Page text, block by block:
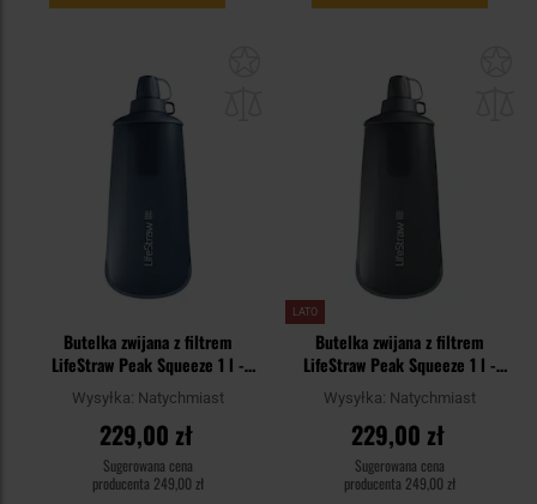
Butelka zwijana z filtrem
LifeStraw Peak Squeeze 1 l -
Mount Blue
Wysyłka: Natychmiast
229,00 zł
Sugerowana cena
producenta 249,00 zł
LATO
Butelka zwijana z filtrem
LifeStraw Peak Squeeze 1 l -
Dark Gray
Wysyłka: Natychmiast
229,00 zł
Sugerowana cena
producenta 249,00 zł